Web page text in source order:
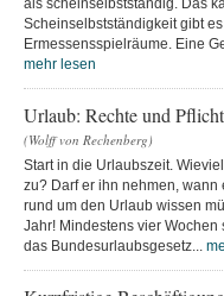
als scheinselbstständig. Das
Scheinselbstständigkeit gibt
Ermessensspielräume. Eine
mehr lesen
Urlaub: Rechte und
(Wolff von Rechenberg)
Start in die Urlaubszeit.
zu? Darf er ihn nehmen,
rund um den Urlaub wissen
Jahr! Mindestens vier
das Bundesurlaubsgesetz...